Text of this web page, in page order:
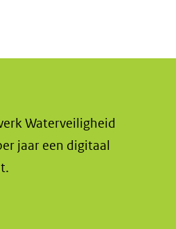
Waterveiligheid
jaar een digitaal